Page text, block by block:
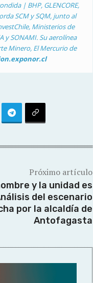
| BHP, GLENCORE,
SCM y SQM, junto al
Ministerios de
y SONAMI. Su aerolínea
Minero, El Mercurio de
Próximo artículo
y la unidad es
del escenario
por la alcaldía de
Antofagasta